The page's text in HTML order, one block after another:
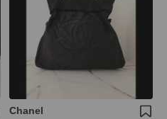
Chanel